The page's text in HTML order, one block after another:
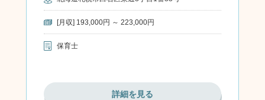
[月収] 193,000円 ～ 223,000円
保育士
詳細を見る